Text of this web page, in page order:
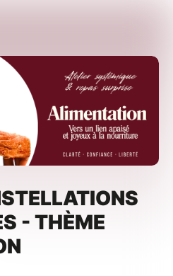
- THÈME